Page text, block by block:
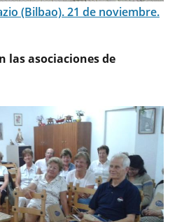
(Bilbao). 21 de noviembre.
las asociaciones de